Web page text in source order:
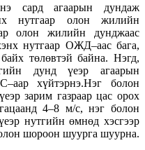
сард агаарын дундаж
нутгаар олон жилийн
олон жилийн дунджаас
нутгаар ОЖД–аас бага,
төлөвтэй байна. Нэгд,
дунд үеэр агаарын
хүйтэрнэ.Нэг болон
зарим газраар цас орох
4–8 м/с, нэг болон
нутгийн өмнөд хэсгээр
шороон шуурга шуурна.